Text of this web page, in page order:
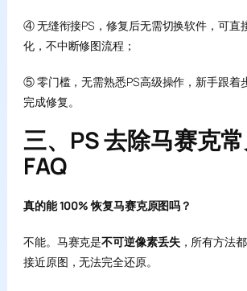
④ 无缝衔接PS，修复后无需切换软件，可直
化，不中断修图流程；
⑤ 零门槛，无需熟悉PS高级操作，新手跟着
完成修复。
三、PS 去除马赛克
FAQ
真的能 100% 恢复马赛克原图吗？
不能。马赛克是不可逆像素丢失，所有方法
接近原图，无法完全还原。